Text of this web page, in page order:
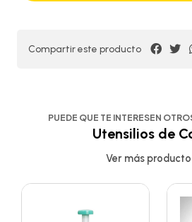
Compartir este producto
PUEDE QUE TE INTERESEN
Utensilios de
Ver más